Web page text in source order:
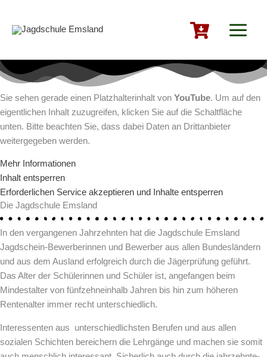
springen
Sie sehen gerade einen Platzhalterinhalt von YouTube. Um auf den
eigentlichen Inhalt zuzugreifen, klicken Sie auf die Schaltfläche
unten. Bitte beachten Sie, dass dabei Daten an Drittanbieter
weitergegeben werden.
Mehr Informationen
Inhalt entsperren
Erforderlichen Service akzeptieren und Inhalte entsperren
Die Jagdschule Emsland
In den vergangenen Jahrzehnten hat die Jagdschule Emsland
Jagdschein-Bewerberinnen und Bewerber aus allen Bundes­ländern
und aus dem Ausland erfolgreich durch die Jäger­prüfung geführt.
Das Alter der Schülerinnen und Schüler ist, angefangen beim
Mindestalter von fünfzehn­einhalb Jahren bis hin zum höheren
Rentenalter immer recht unterschiedlich.
Interessenten aus unterschied­lichsten Berufen und aus allen
sozialen Schichten bereichern die Lehrgänge und machen sie somit